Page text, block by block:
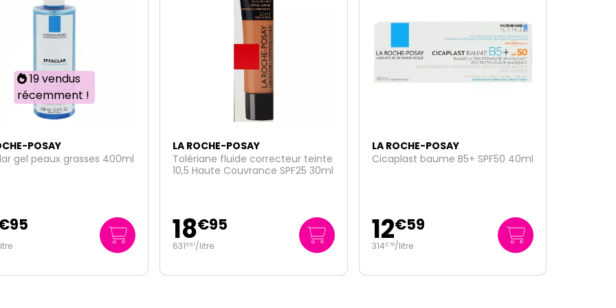
POSAY
fluide correcteur teinte
95
litre
LA ROCHE-POSAY
Cicaplast baume B5+ SPF50 40ml
12€59
314€75/litre
LA ROCHE-POSAY
Eau micellaire peaux sensibles
10€95
27€38/litre